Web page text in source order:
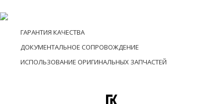
ГАРАНТИЯ КАЧЕСТВА
ДОКУМЕНТАЛЬНОЕ СОПРОВОЖДЕНИЕ
ИСПОЛЬЗОВАНИЕ ОРИГИНАЛЬНЫХ ЗАПЧАСТЕЙ